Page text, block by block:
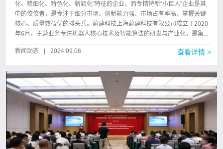
化、精细化、特色化、新颖化”特征的企业，而专精特新“小巨人”企业是其
中的佼佼者，是专注于细分市场、创新能力强、市场占有率高、掌握关键
核心、质量效益优的排头兵。蔚建科技上海蔚建科技有限公司成立于2020
年6月，主营业务专注机器人核心技术及智能算法的研发与产业化，是集...
新闻动态 2024.09.06 查看详情 >